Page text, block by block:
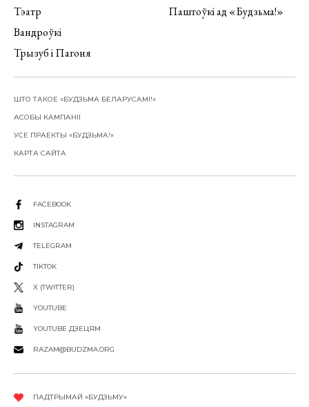
Тэатр
Вандроўкі
Трызуб і Пагоня
Паштоўкі ад «Будзьма!»
ШТО ТАКОЕ «БУДЗЬМА БЕЛАРУСАМІ!»
АСОБЫ КАМПАНІІ
УСЕ ПРАЕКТЫ «БУДЗЬМА!»
КАРТА САЙТА
FACEBOOK
INSTAGRAM
TELEGRAM
TIKTOK
X (TWITTER)
YOUTUBE
YOUTUBE ДЗЕЦЯМ
RAZAM@BUDZMA.ORG
ПАДТРЫМАЙ «БУДЗЬМУ»